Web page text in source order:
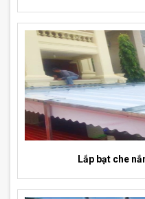
Lắp bạt che